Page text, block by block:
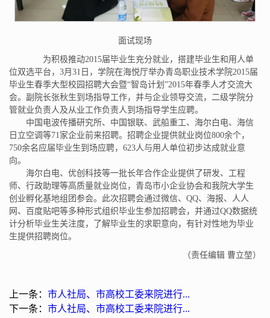
面试现场
为积极推动2015届毕业生充分就业，搭建毕业生和用人单
位双选平台，3月31日，学院在海悦厅举办青岛职业技术学院2015届
毕业生春季大型校园招聘大会暨“智岛计划”2015年春季人才交流大
会。副院长张秋生到场指导工作，并与企业领导交流，二级学院分
管就业负责人及从业工作负责人到场指导学生应聘。
中国电波传播研究所、中国银联、武船重工、海尔白电、海信
日立空调等71家企业前来招聘。招聘企业提供就业岗位800余个，
750余名应届毕业生到场应聘，623人与用人单位初步达成就业意
向。
海尔白电、优创科技等一批长年合作企业提供了研发、工程
师、行政助理等高质量就业岗位，青岛市小企业协会和我院大学生
创业孵化基地组团参会。此次招聘会通过微信、QQ、海报、人人
网、百度贴吧等多种形式组织毕业生参加招聘会，并通过QQ数据统
计分析毕业生关注度，了解毕业生的求职意向，有针对性地为毕业
生提供招聘岗位。
（责任编辑 曹立堃）
上一条： 市人社局、市高校工委来院进行...
下一条： 市人社局、市高校工委来院进行...